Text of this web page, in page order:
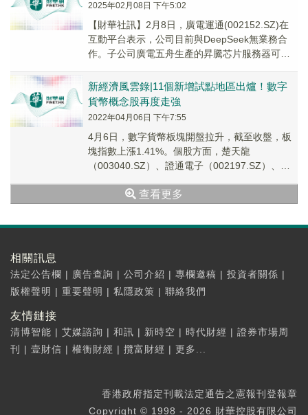
2025年02月08日 下午5:02
【財華社訊】2月8日，廣電運通(002152.SZ)在
互動平台表示，公司目前與DeepSeek無業務合
作。子公司廣電五舟生產的昇騰芯片服務器可以
用。
新經濟風雲錄|11個新增試點地區出爐！數字
貨幣概念股再度走強
2022年04月06日 下午7:55
4月6日，數字貨幣板塊開盤拉升，截至收盤，板
塊指數上漲1.41%。個股方面，楚天龍
（003040.SZ）、證通電子（002197.SZ）、南
查看更多
相關訊息
法定公告欄 | 廣告查詢 | 公司介紹 | 專欄邀稿 | 投資者關係 |
版權聲明 | 重要聲明 | 私隱政策 | 聯絡我們
友情鏈接
清博智能 | 艾媒諮詢 | 和訊 | 新時空 | 時代財經 | 證券市場周
刊
| 壹財信 | 權衡財經 | 攬富財經 | 更多...
香港政府指定刊載法定通告之憲報刊登報章
Copyright © 1998 - 2026 財華控股有限公司